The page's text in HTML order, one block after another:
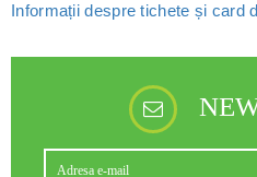
Informații despre tichete și card